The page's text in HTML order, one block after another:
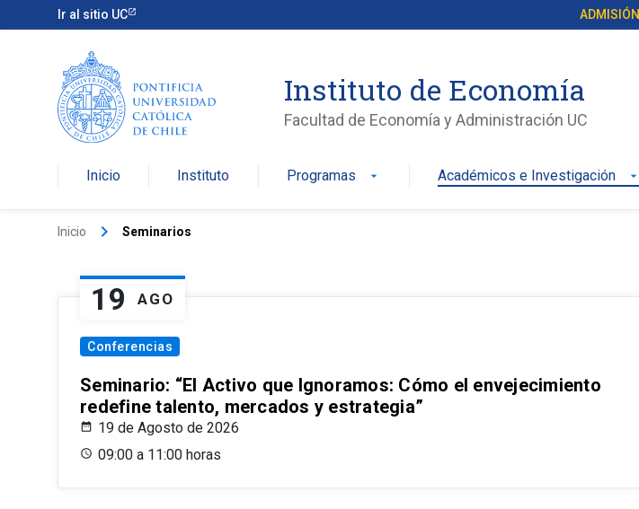
Ir al sitio UC ADMISIÓN
Instituto de Economía
Facultad de Economía y Administración UC
Inicio Instituto Programas arrow_drop_down Académicos e Investigación arrow_drop_down
Inicio keyboard_arrow_right Seminarios
19 AGO
Conferencias
Seminario: “El Activo que Ignoramos: Cómo el envejecimiento
redefine talento, mercados y estrategia”
19 de Agosto de 2026
09:00 a 11:00 horas